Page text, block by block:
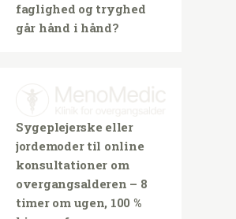
faglighed og tryghed
går hånd i hånd?
Sygeplejerske eller
jordemoder til online
konsultationer om
overgangsalderen – 8
timer om ugen, 100 %